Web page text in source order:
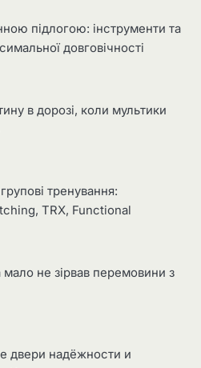
підлогою: інструменти та
довговічності
в дорозі, коли мультики
тренування:
TRX, Functional
мало не зірвав перемовини з
двери надёжности и